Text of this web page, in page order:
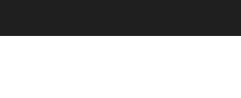
неприметного парня своим новым носителем. С
а все головорезы Корд охотятся за ним и его